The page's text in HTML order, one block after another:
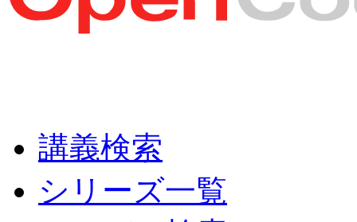
講義検索
シリーズ一覧